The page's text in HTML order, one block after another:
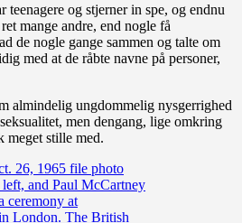
teenagere og stjerner in spe, og endnu
mange andre, end nogle få
de nogle gange sammen og talte om
med at de råbte navne på personer,
almindelig ungdommelig nysgerrighed
men dengang, lige omkring
meget stille med.